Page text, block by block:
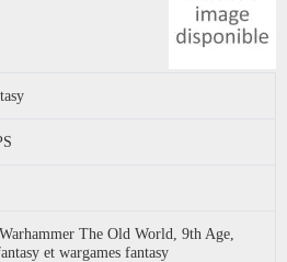
The Old World, 9th Age,
et wargames fantasy